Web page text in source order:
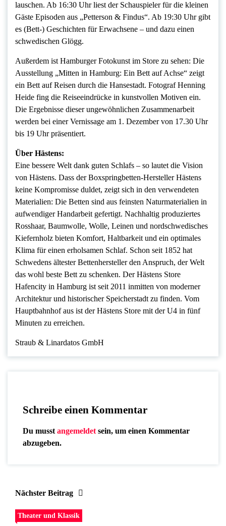
lauschen. Ab 16:30 Uhr liest der Schauspieler für die kleinen
Gäste Episoden aus „Petterson & Findus“. Ab 19:30 Uhr gibt
es (Bett-) Geschichten für Erwachsene – und dazu einen
schwedischen Glögg.
Außerdem ist Hamburger Fotokunst im Store zu sehen: Die
Ausstellung „Mitten in Hamburg: Ein Bett auf Achse“ zeigt
ein Bett auf Reisen durch die Hansestadt. Fotograf Henning
Heide fing die Reiseeindrücke in kunstvollen Motiven ein.
Die Ergebnisse dieser ungewöhnlichen Zusammenarbeit
werden bei einer Vernissage am 1. Dezember von 17.30 Uhr
bis 19 Uhr präsentiert.
Über Hästens:
Eine bessere Welt dank guten Schlafs – so lautet die Vision
von Hästens. Dass der Boxspringbetten-Hersteller Hästens
keine Kompromisse duldet, zeigt sich in den verwendeten
Materialien: Die Betten sind aus feinsten Naturmaterialien in
aufwendiger Handarbeit gefertigt. Nachhaltig produziertes
Rosshaar, Baumwolle, Wolle, Leinen und nordschwedisches
Kiefernholz bieten Komfort, Haltbarkeit und ein optimales
Klima für einen erholsamen Schlaf. Schon seit 1852 hat
Schwedens ältester Bettenhersteller den Anspruch, der Welt
das wohl beste Bett zu schenken. Der Hästens Store
Hafencity in Hamburg ist seit 2011 inmitten von moderner
Architektur und historischer Speicherstadt zu finden. Vom
Hauptbahnhof aus ist der Hästens Store mit der U4 in fünf
Minuten zu erreichen.
Straub & Linardatos GmbH
Schreibe einen Kommentar
Du musst angemeldet sein, um einen Kommentar
abzugeben.
Nächster Beitrag
Theater und Klassik